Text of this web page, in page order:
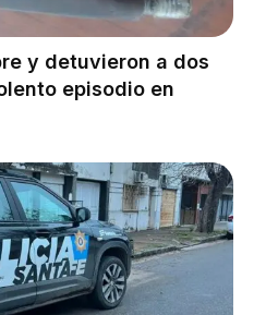
y detuvieron a dos
episodio en